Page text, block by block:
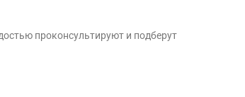
проконсультируют и подберут